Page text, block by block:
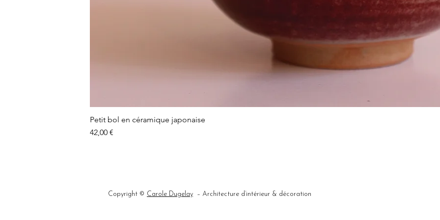
Petit bol en céramique japonaise
Prix
42,00 €
Copyright © Carole Dugelay – Architecture d’intérieur & décoration